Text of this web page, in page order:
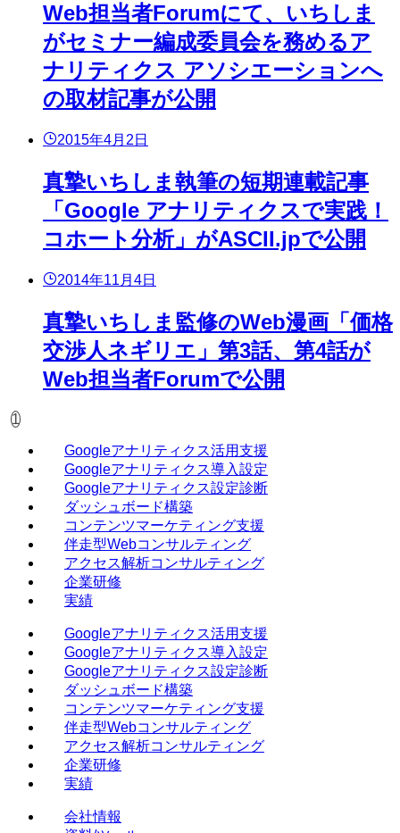
Web担当者Forumにて、いちしま
がセミナー編成委員会を務めるア
ナリティクス アソシエーションへ
の取材記事が公開
2015年4月2日
真摯いちしま執筆の短期連載記事
「Google アナリティクスで実践！
コホート分析」がASCII.jpで公開
2014年11月4日
真摯いちしま監修のWeb漫画「価格
交渉人ネギリエ」第3話、第4話が
Web担当者Forumで公開
1
Googleアナリティクス活用支援
Googleアナリティクス導入設定
Googleアナリティクス設定診断
ダッシュボード構築
コンテンツマーケティング支援
伴走型Webコンサルティング
アクセス解析コンサルティング
企業研修
実績
Googleアナリティクス活用支援
Googleアナリティクス導入設定
Googleアナリティクス設定診断
ダッシュボード構築
コンテンツマーケティング支援
伴走型Webコンサルティング
アクセス解析コンサルティング
企業研修
実績
会社情報